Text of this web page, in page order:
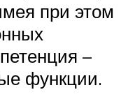
при этом
–
функции.